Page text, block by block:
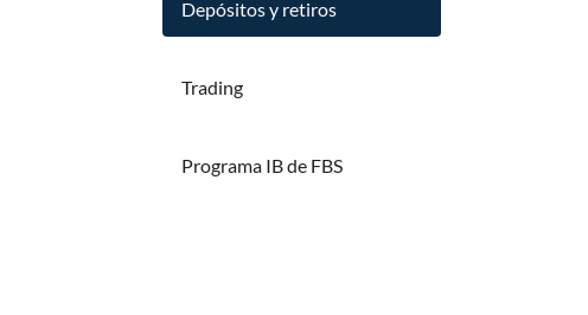
Depósitos y retiros
Trading
Programa IB de FBS